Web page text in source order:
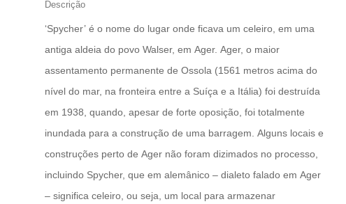
Descrição
‘Spycher’ é o nome do lugar onde ficava um celeiro, em uma
antiga aldeia do povo Walser, em Ager. Ager, o maior
assentamento permanente de Ossola (1561 metros acima do
nível do mar, na fronteira entre a Suíça e a Itália) foi destruída
em 1938, quando, apesar de forte oposição, foi totalmente
inundada para a construção de uma barragem. Alguns locais e
construções perto de Ager não foram dizimados no processo,
incluindo Spycher, que em alemânico – dialeto falado em Ager
– significa celeiro, ou seja, um local para armazenar